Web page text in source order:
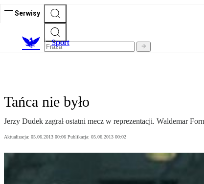
Serwisy
Sport
Tańca nie było
Jerzy Dudek zagrał ostatni mecz w reprezentacji. Waldemar
Aktualizacja: 05.06.2013 00:06 Publikacja: 05.06.2013 00:02